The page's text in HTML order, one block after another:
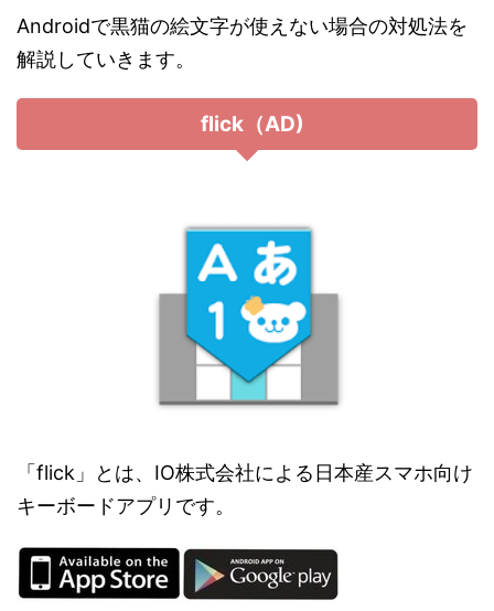
Androidで黒猫の絵文字が使えない場合の対処法を
解説していきます。
flick（AD)
「flick」とは、IO株式会社による日本産スマホ向け
キーボードアプリです。